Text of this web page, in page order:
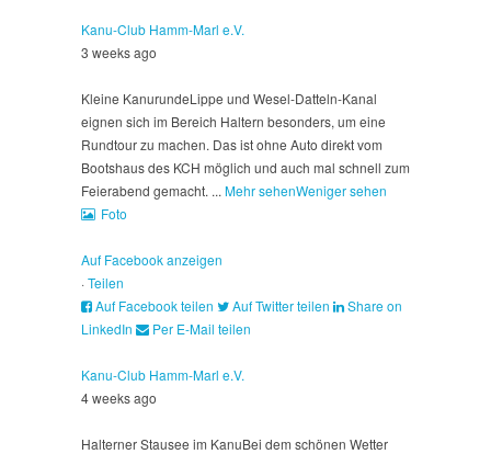
Kanu-Club Hamm-Marl e.V.
3 weeks ago
Kleine KanurundeLippe und Wesel-Datteln-Kanal
eignen sich im Bereich Haltern besonders, um eine
Rundtour zu machen. Das ist ohne Auto direkt vom
Bootshaus des KCH möglich und auch mal schnell zum
Feierabend gemacht. ... Mehr sehenWeniger sehen
Foto
Auf Facebook anzeigen
·Teilen
Auf Facebook teilen
Auf Twitter teilen
Share on
LinkedIn
Per E-Mail teilen
Kanu-Club Hamm-Marl e.V.
4 weeks ago
Halterner Stausee im KanuBei dem schönen Wetter